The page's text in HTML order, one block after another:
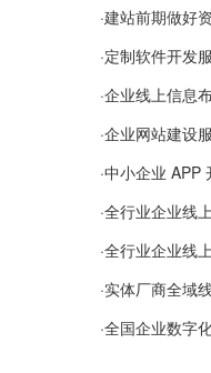
·建站前期做好资料梳
·定制软件开发服务，
·企业线上信息布局，适
·企业网站建设服务
·中小企业 APP 开发常
·全行业企业线上
·全行业企业线上
·实体厂商全域线上数字
·全国企业数字化定制